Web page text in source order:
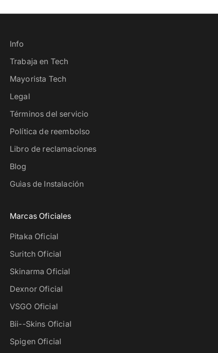
Info
Trabaja en Tech
Mayorista Tech
Legal
Términos del servicio
Política de reembolso
Libro de reclamaciones
Blog
Guìas de Instalación
Marcas Oficiales
Pitaka Oficial
Suritch Oficial
Skinarma Oficial
Dexnor Oficial
VSGO Oficial
Bii--Skins Oficial
Spigen Oficial